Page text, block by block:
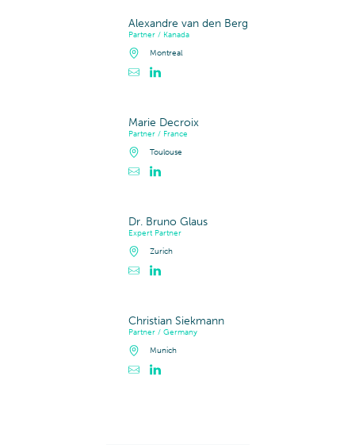
Alexandre van den Berg
Partner / Kanada
Montreal
Contacter Alexandre van den Berg
Marie Decroix
Partner / France
Toulouse
Contacter Marie Decroix
Dr. Bruno Glaus
Expert Partner
Zurich
Contacter Dr. Bruno Glaus
Christian Siekmann
Partner / Germany
Munich
Contacter Christian Siekmann